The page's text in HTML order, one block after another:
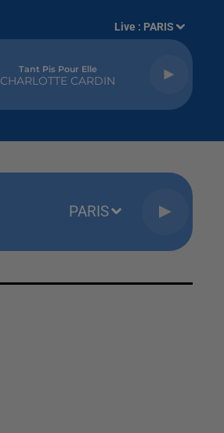
Live : PARIS
Tant Pis Pour Elle
CHARLOTTE CARDIN
PARIS